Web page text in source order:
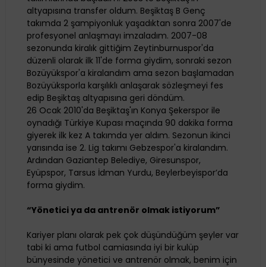
altyapısına transfer oldum. Beşiktaş B Genç
takımda 2 şampiyonluk yaşadıktan sonra 2007'de
profesyonel anlaşmayı imzaladım. 2007-08
sezonunda kiralık gittiğim Zeytinburnuspor'da
düzenli olarak ilk 11'de forma giydim, sonraki sezon
Bozüyükspor'a kiralandım ama sezon başlamadan
Bozüyüksporla karşılıklı anlaşarak sözleşmeyi fes
edip Beşiktaş altyapısına geri döndüm.
26 Ocak 2010'da Beşiktaş'ın Konya Şekerspor ile
oynadığı Türkiye Kupası maçında 90 dakika forma
giyerek ilk kez A takımda yer aldım. Sezonun ikinci
yarısında ise 2. Lig takımı Gebzespor'a kiralandım.
Ardından Gaziantep Belediye, Giresunspor,
Eyüpspor, Tarsus İdman Yurdu, Beylerbeyispor’da
forma giydim.
“Yönetici ya da antrenör olmak istiyorum”
Kariyer planı olarak pek çok düşündüğüm şeyler var
tabi ki ama futbol camiasında iyi bir kulüp
bünyesinde yönetici ve antrenör olmak, benim için